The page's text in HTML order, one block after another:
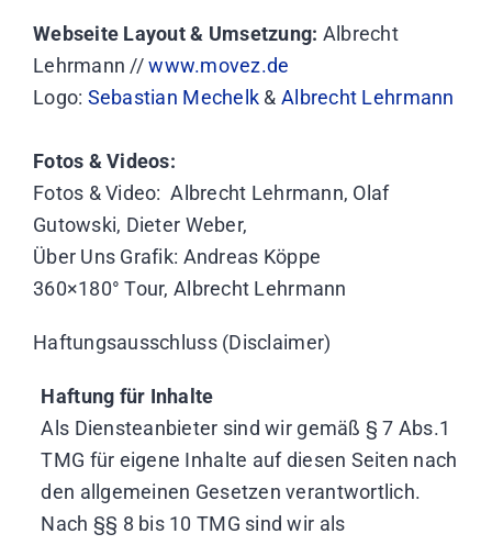
Webseite Layout & Umsetzung: Albrecht
Lehrmann //www.movez.de
Logo: Sebastian Mechelk &Albrecht Lehrmann
Fotos & Videos:
Fotos & Video: Albrecht Lehrmann, Olaf
Gutowski, Dieter Weber,
Über Uns Grafik: Andreas Köppe
360×180° Tour, Albrecht Lehrmann
Haftungsausschluss (Disclaimer)
Haftung für Inhalte
Als Diensteanbieter sind wir gemäß § 7 Abs.1
TMG für eigene Inhalte auf diesen Seiten nach
den allgemeinen Gesetzen verantwortlich.
Nach §§ 8 bis 10 TMG sind wir als